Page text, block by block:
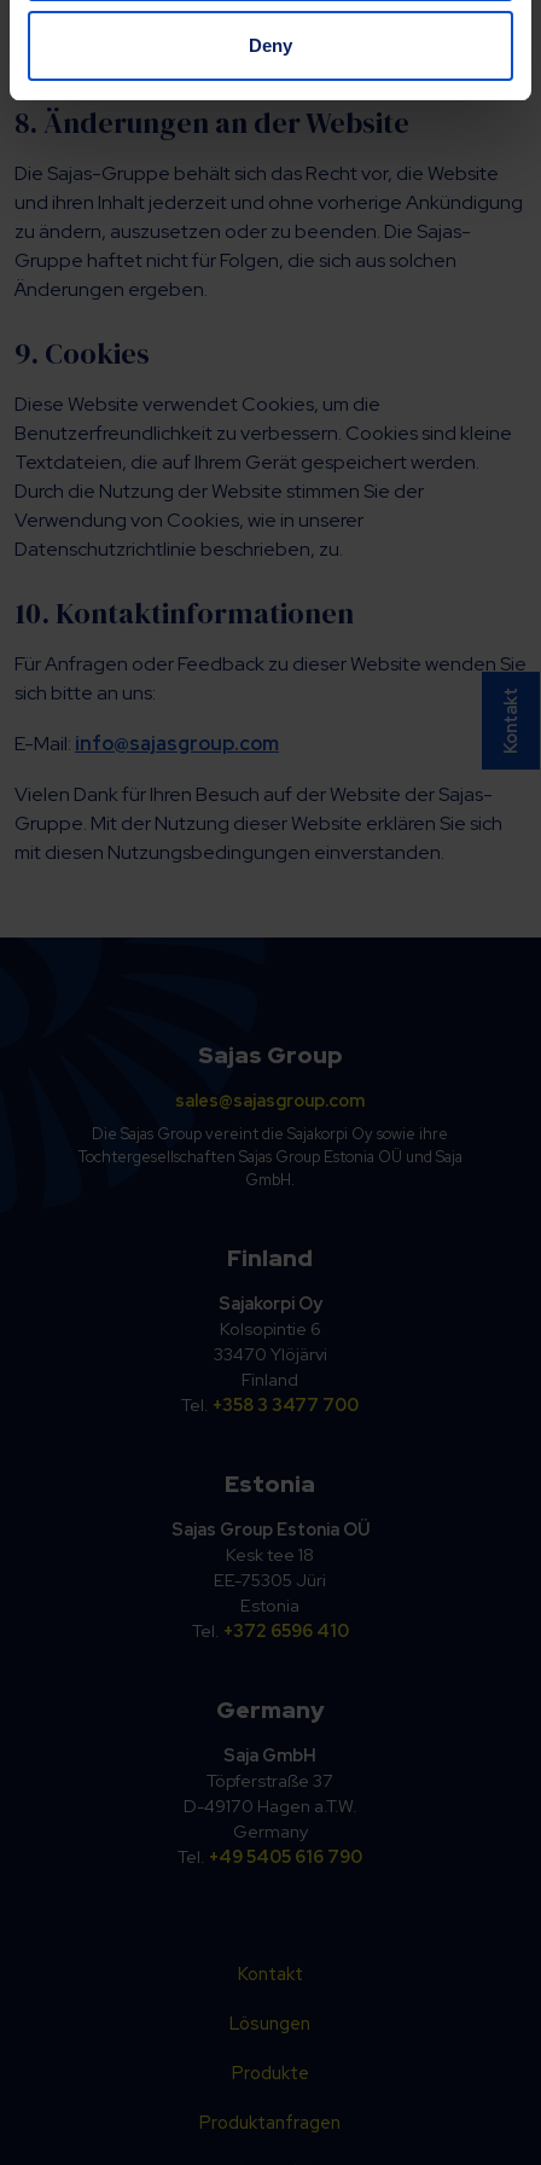
Deny
dass Sie das Recht haben, es zur Verfügung zu stellen.
8. Änderungen an der Website
Die Sajas-Gruppe behält sich das Recht vor, die Website
und ihren Inhalt jederzeit und ohne vorherige Ankündigung
zu ändern, auszusetzen oder zu beenden. Die Sajas-
Gruppe haftet nicht für Folgen, die sich aus solchen
Änderungen ergeben.
9. Cookies
Diese Website verwendet Cookies, um die
Benutzerfreundlichkeit zu verbessern. Cookies sind kleine
Textdateien, die auf Ihrem Gerät gespeichert werden.
Durch die Nutzung der Website stimmen Sie der
Verwendung von Cookies, wie in unserer
Datenschutzrichtlinie beschrieben, zu.
10. Kontaktinformationen
Für Anfragen oder Feedback zu dieser Website wenden Sie
sich bitte an uns:
E-Mail: info@sajasgroup.com
Vielen Dank für Ihren Besuch auf der Website der Sajas-
Gruppe. Mit der Nutzung dieser Website erklären Sie sich
mit diesen Nutzungsbedingungen einverstanden.
Sajas Group
sales@sajasgroup.com
Die Sajas Group vereint die Sajakorpi Oy sowie ihre
Tochtergesellschaften Sajas Group Estonia OÜ und Saja
GmbH.
Finland
Sajakorpi Oy
Kolsopintie 6
33470 Ylöjärvi
Finland
Tel. +358 3 3477 700
Estonia
Sajas Group Estonia OÜ
Kesk tee 18
EE-75305 Jüri
Estonia
Tel. +372 6596 410
Germany
Saja GmbH
Töpferstraße 37
D-49170 Hagen a.T.W.
Germany
Tel. +49 5405 616 790
Kontakt
Lösungen
Produkte
Produktanfragen
Kontakt